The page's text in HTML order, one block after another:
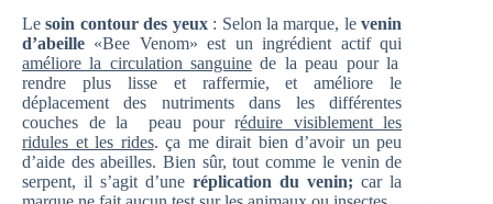
Lesoin contour des yeux: Selon la marque, levenin
d’abeille «Bee Venom» est un ingrédient actif qui
améliore la circulation sanguine de la peau pour la
rendre plus lisse et raffermie, et améliore le
déplacement des nutriments dans les différentes
couches de la peau pour réduire visiblement les
ridules et les rides. ça me dirait bien d’avoir un peu
d’aide des abeilles. Bien sûr, tout comme le venin de
serpent, il s’agit d’uneréplication du venin; car la